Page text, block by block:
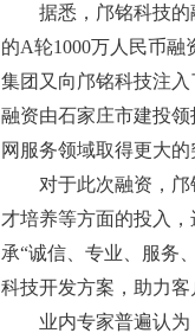
据悉，邝铭科技
的A轮1000万人民币融
集团又向邝铭科技注
融资由石家庄市建投
网服务领域取得更大的
对于此次融资，
才培养等方面的投入
承“诚信、专业、服务
科技开发方案，助力客
业内专家普遍认